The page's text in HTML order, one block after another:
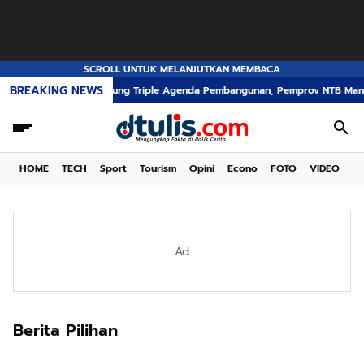
SCROLL UNTUK MELANJUTKAN MEMBACA
BREAKING NEWS
Dukung Triple Agenda Pembangunan, Pemprov NTB Mantapkan
HOME TECH Sport Tourism Opini Econo FOTO VIDEO
Ad
Berita Pilihan